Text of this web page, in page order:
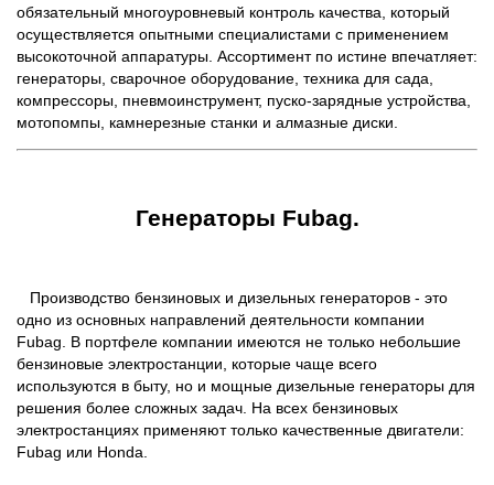
обязательный многоуровневый контроль качества, который
осуществляется опытными специалистами с применением
высокоточной аппаратуры. Ассортимент по истине впечатляет:
генераторы, сварочное оборудование, техника для сада,
компрессоры, пневмоинструмент, пуско-зарядные устройства,
мотопомпы, камнерезные станки и алмазные диски.
Генераторы Fubag.
Производство бензиновых и дизельных генераторов - это
одно из основных направлений деятельности компании
Fubag. В портфеле компании имеются не только небольшие
бензиновые электростанции, которые чаще всего
используются в быту, но и мощные дизельные генераторы для
решения более сложных задач. На всех бензиновых
электростанциях применяют только качественные двигатели:
Fubag или Honda.